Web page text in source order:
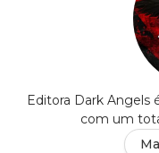
Editora Dark Angels
com um